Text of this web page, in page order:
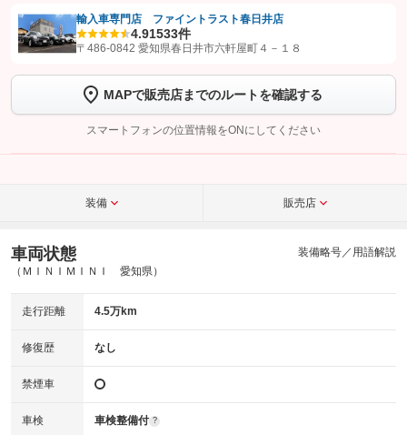
【STEP1】認証画面でグーネットを友だち追加してから「許可する」ボタンを押
トーク画面で
ボタンをタップして問い合わせを
完了してください。
こちら
輸入車専門店 ファイントラスト春日井店
4.91533件
〒486-0842 愛知県春日井市六軒屋町４－１８
MAPで販売店までのルートを確認する
スマートフォンの位置情報をONにしてください
装備 販売店
車両状態
（ＭＩＮＩＭＩＮＩ 愛知県）
装備略号／用語解説
走行距離 4.5万km
修復歴 なし
禁煙車
車検 車検整備付 ?